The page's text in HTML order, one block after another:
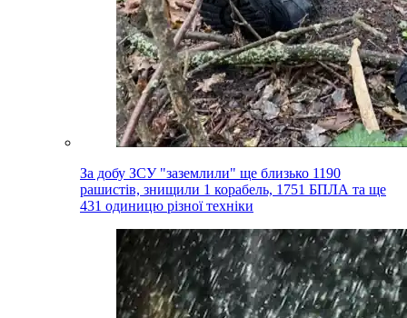
За добу ЗСУ "заземлили" ще близько 1190
рашистів, знищили 1 корабель, 1751 БПЛА та ще
431 одиницю різної техніки